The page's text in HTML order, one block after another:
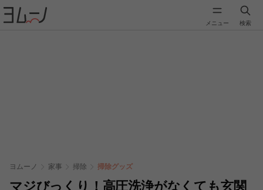
メニュー 検索
ヨムーノ 家事 掃除 掃除グッズ
マジびっくり！高圧洗浄がなくても玄関